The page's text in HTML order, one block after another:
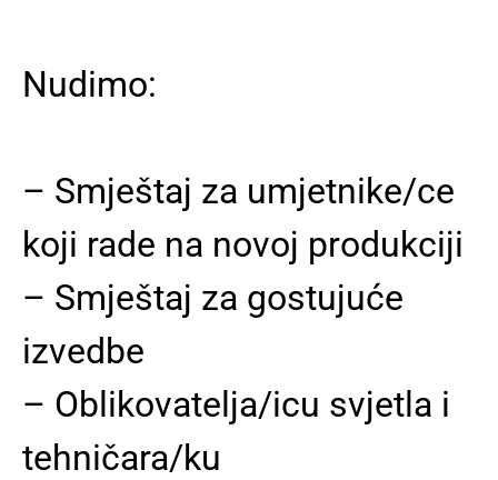
Nudimo:
– Smještaj za umjetnike/ce
koji rade na novoj produkciji
– Smještaj za gostujuće
izvedbe
– Oblikovatelja/icu svjetla i
tehničara/ku